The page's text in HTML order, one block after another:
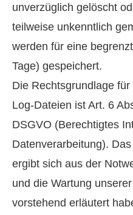
unverzüglich gelöscht
teilweise unkenntlich
werden für eine
Tage) gespeichert.
Die Rechtsgrundlage
Log-Dateien ist Art. 6
DSGVO (Berechtigtes
Datenverarbeitung).
ergibt sich aus der
und die Wartung
vorstehend erläutert